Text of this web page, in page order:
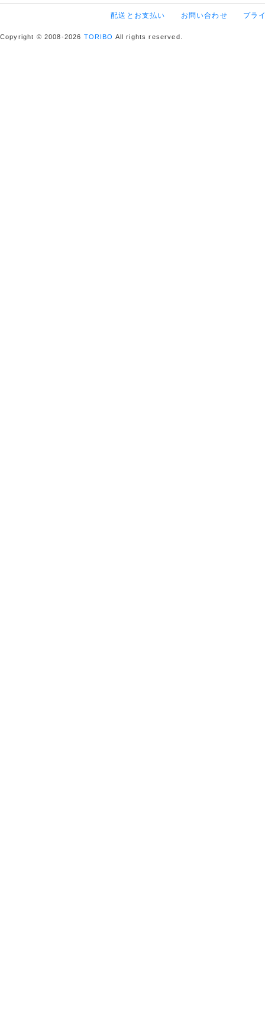
配送とお支払い お問い合わせ プラ
Copyright © 2008-2026 TORIBO All rights reserved.